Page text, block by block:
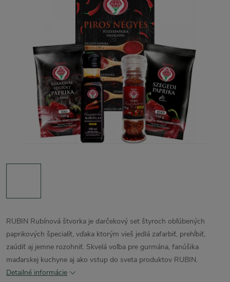
RUBIN Rubínová štvorka je darčekový set štyroch obľúbených
paprikových špecialít, vďaka ktorým vieš jedlá zafarbiť, prehĺbiť,
zaúdiť aj jemne rozohniť. Skvelá voľba pre gurmána, fanúšika
maďarskej kuchyne aj ako vstup do sveta produktov RUBIN.
Detailné informácie